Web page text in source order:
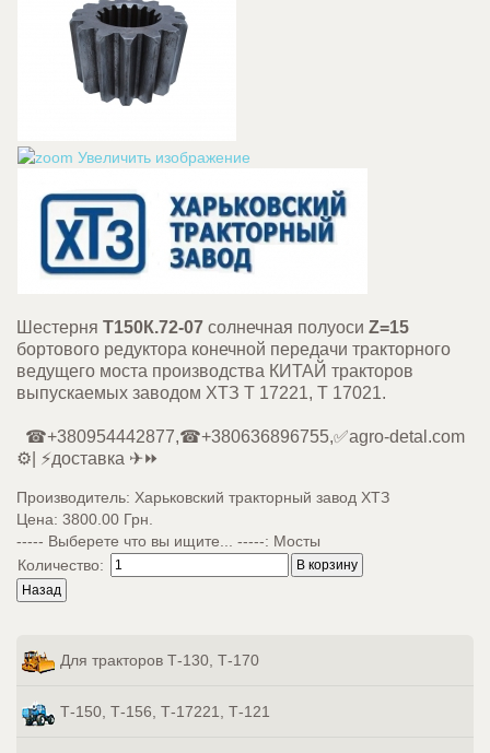
Увеличить изображение
Шестерня Т150К.72-07 солнечная полуоси Z=15
бортового редуктора конечной передачи тракторного
ведущего моста производства КИТАЙ тракторов
выпускаемых заводом ХТЗ Т 17221, Т 17021.
☎+380954442877,☎+380636896755,✅agro-detal.com
⚙️| ⚡доставка ✈⏩
Производитель: Харьковский тракторный завод ХТЗ
Цена: 3800.00 Грн.
----- Выберете что вы ищите... -----: Мосты
Количество:
Для тракторов Т-130, Т-170
Т-150, Т-156, Т-17221, Т-121